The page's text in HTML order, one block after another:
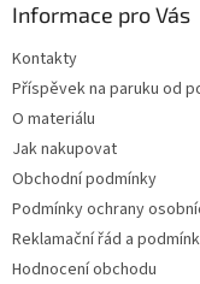
Informace pro Vás
Kontakty
Příspěvek na paruku od
O materiálu
Jak nakupovat
Obchodní podmínky
Podmínky ochrany
Reklamační řád a
Hodnocení obchodu